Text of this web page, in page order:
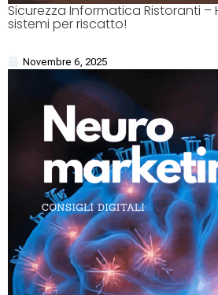
Sicurezza Informatica Ristoranti –
sistemi per riscatto!
Novembre 6, 2025